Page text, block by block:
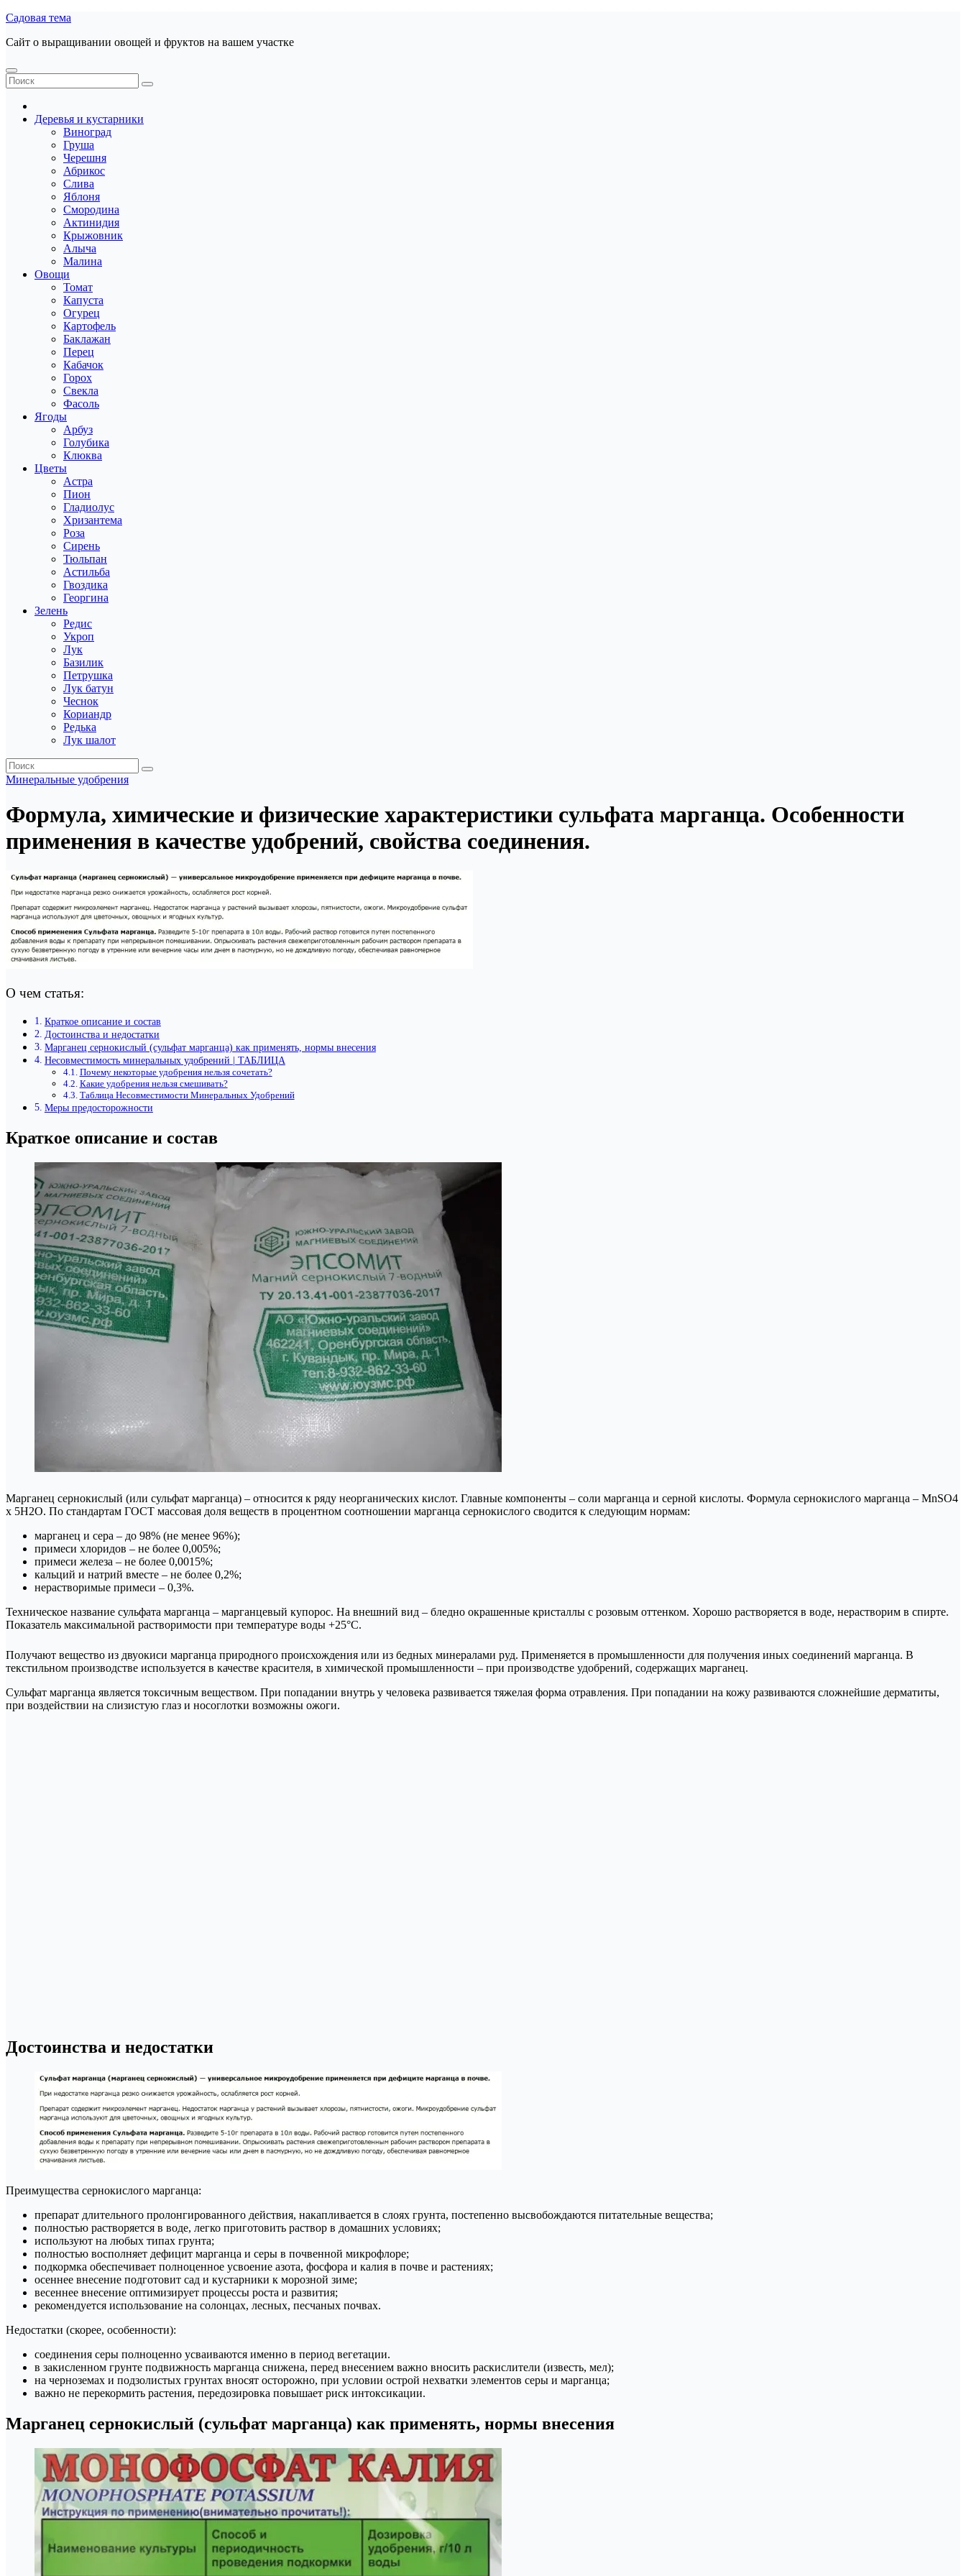
Перейти
содержанию
Садовая тема
Сайт о выращивании овощей и фруктов на вашем участке
Деревья и кустарники
Виноград
Груша
Черешня
Абрикос
Слива
Яблоня
Смородина
Актинидия
Крыжовник
Алыча
Малина
Овощи
Томат
Капуста
Огурец
Картофель
Баклажан
Перец
Кабачок
Горох
Свекла
Фасоль
Ягоды
Арбуз
Голубика
Клюква
Цветы
Астра
Пион
Гладиолус
Хризантема
Роза
Сирень
Тюльпан
Астильба
Гвоздика
Георгина
Зелень
Редис
Укроп
Лук
Базилик
Петрушка
Лук батун
Чеснок
Кориандр
Редька
Лук шалот
Минеральные удобрения
Формула, химические и физические характеристики сульфата марганца. Особенности
применения в качестве удобрений, свойства соединения.
О чем статья:
Краткое описание и состав
Достоинства и недостатки
Марганец сернокислый (сульфат марганца) как применять, нормы внесения
Несовместимость минеральных удобрений | ТАБЛИЦА
Почему некоторые удобрения нельзя сочетать?
Какие удобрения нельзя смешивать?
Таблица Несовместимости Минеральных Удобрений
Меры предосторожности
Краткое описание и состав
Марганец сернокислый (или сульфат марганца) – относится к ряду неорганических кислот. Главные компоненты – соли марганца и серной кислоты. Формула сернокислого марганца – MnSO4
x 5H2O. По стандартам ГОСТ массовая доля веществ в процентном соотношении марганца сернокислого сводится к следующим нормам:
марганец и сера – до 98% (не менее 96%);
примеси хлоридов – не более 0,005%;
примеси железа – не более 0,0015%;
кальций и натрий вместе – не более 0,2%;
нерастворимые примеси – 0,3%.
Техническое название сульфата марганца – марганцевый купорос. На внешний вид – бледно окрашенные кристаллы с розовым оттенком. Хорошо растворяется в воде, нерастворим в спирте.
Показатель максимальной растворимости при температуре воды +25°С.
Получают вещество из двуокиси марганца природного происхождения или из бедных минералами руд. Применяется в промышленности для получения иных соединений марганца. В
текстильном производстве используется в качестве красителя, в химической промышленности – при производстве удобрений, содержащих марганец.
Сульфат марганца является токсичным веществом. При попадании внутрь у человека развивается тяжелая форма отравления. При попадании на кожу развиваются сложнейшие дерматиты,
при воздействии на слизистую глаз и носоглотки возможны ожоги.
Достоинства и недостатки
Преимущества сернокислого марганца:
препарат длительного пролонгированного действия, накапливается в слоях грунта, постепенно высвобождаются питательные вещества;
полностью растворяется в воде, легко приготовить раствор в домашних условиях;
используют на любых типах грунта;
полностью восполняет дефицит марганца и серы в почвенной микрофлоре;
подкормка обеспечивает полноценное усвоение азота, фосфора и калия в почве и растениях;
осеннее внесение подготовит сад и кустарники к морозной зиме;
весеннее внесение оптимизирует процессы роста и развития;
рекомендуется использование на солонцах, лесных, песчаных почвах.
Недостатки (скорее, особенности):
соединения серы полноценно усваиваются именно в период вегетации.
в закисленном грунте подвижность марганца снижена, перед внесением важно вносить раскислители (известь, мел);
на черноземах и подзолистых грунтах вносят осторожно, при условии острой нехватки элементов серы и марганца;
важно не перекормить растения, передозировка повышает риск интоксикации.
Марганец сернокислый (сульфат марганца) как применять, нормы внесения